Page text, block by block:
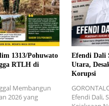
1313/Pohuwato
RTLH di
Membangun
2026 yang
Efendi Dali
Utara,
Korupsi
Efendi Dali,